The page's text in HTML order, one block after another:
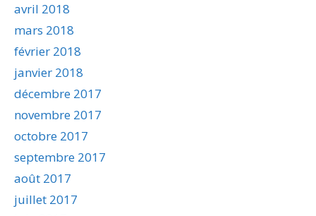
avril 2018
mars 2018
février 2018
janvier 2018
décembre 2017
novembre 2017
octobre 2017
septembre 2017
août 2017
juillet 2017